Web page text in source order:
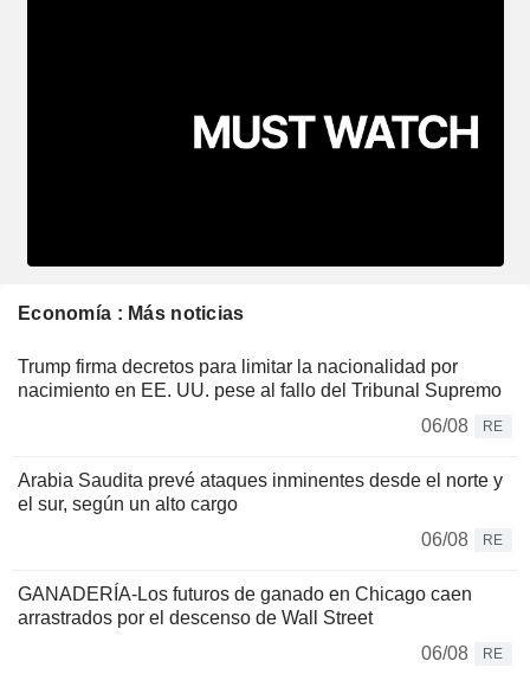
Economía : Más noticias
Trump firma decretos para limitar la nacionalidad por
nacimiento en EE. UU. pese al fallo del Tribunal Supremo
06/08
RE
Arabia Saudita prevé ataques inminentes desde el norte y
el sur, según un alto cargo
06/08
RE
GANADERÍA-Los futuros de ganado en Chicago caen
arrastrados por el descenso de Wall Street
06/08
RE